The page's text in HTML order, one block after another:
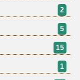
2
5
15
1